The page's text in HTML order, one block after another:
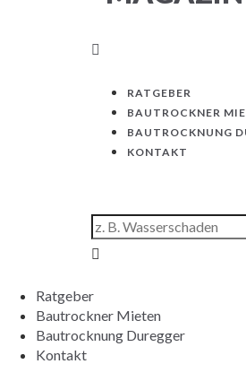
RATGEBER
BAUTROCKNER
BAUTROCKNUNG
KONTAKT
Ratgeber
Bautrockner Mieten
Bautrocknung Duregger
Kontakt